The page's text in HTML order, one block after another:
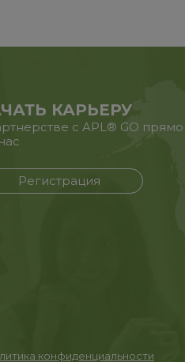
КАРЬЕРУ
с APL® GO прямо
Регистрация
конфиденциальности